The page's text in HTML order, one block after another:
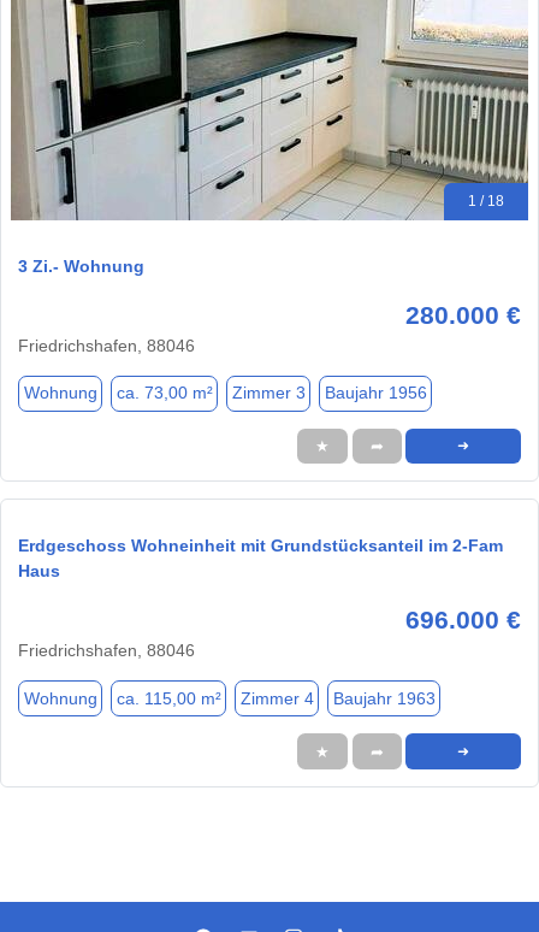
1 / 18
3 Zi.- Wohnung
280.000 €
Friedrichshafen, 88046
Wohnung ca. 73,00 m² Zimmer 3 Baujahr 1956
★ ➦ ➜
Erdgeschoss Wohneinheit mit Grundstücksanteil im 2-Fam
Haus
696.000 €
Friedrichshafen, 88046
Wohnung ca. 115,00 m² Zimmer 4 Baujahr 1963
★ ➦ ➜